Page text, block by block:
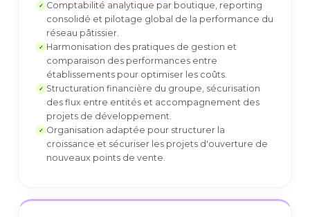
✓ Comptabilité analytique par boutique, reporting
consolidé et pilotage global de la performance du
réseau pâtissier.
✓ Harmonisation des pratiques de gestion et
comparaison des performances entre
établissements pour optimiser les coûts.
✓ Structuration financière du groupe, sécurisation
des flux entre entités et accompagnement des
projets de développement.
✓ Organisation adaptée pour structurer la
croissance et sécuriser les projets d'ouverture de
nouveaux points de vente.